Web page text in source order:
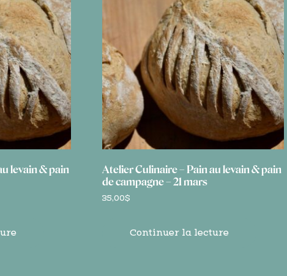
levain & pain
Atelier Culinaire – Pain au levain & pain
de campagne – 21 mars
35,00$
Continuer la lecture